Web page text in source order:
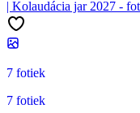
7 fotiek
7 fotiek